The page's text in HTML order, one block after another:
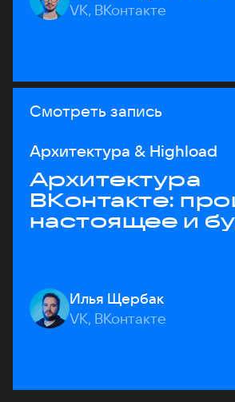
VK, ВКонтакте
Смотреть запись
Архитектура & Highload
Архитектура
ВКонтакте:
настоящее и
Илья Щербак
VK, ВКонтакте